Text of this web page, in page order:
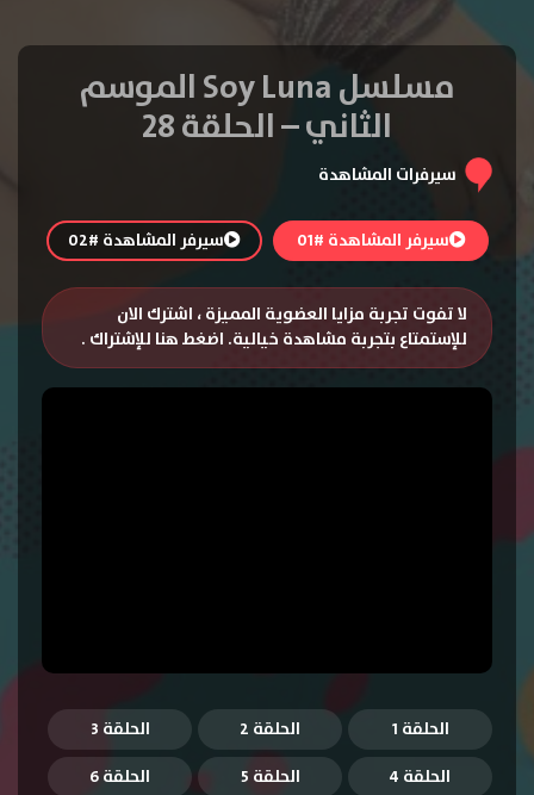
مسلسل Soy Luna الموسم
الثاني – الحلقة 28
سيرفرات المشاهدة
سيرفر المشاهدة #01 سيرفر المشاهدة #02
لا تفوت تجربة مزايا العضوية المميزة ، اشترك الان
للإستمتاع بتجربة مشاهدة خيالية. اضغط هنا للإشتراك .
الحلقة 1 الحلقة 2
الحلقة 3
الحلقة 4
الحلقة 5 الحلقة 6